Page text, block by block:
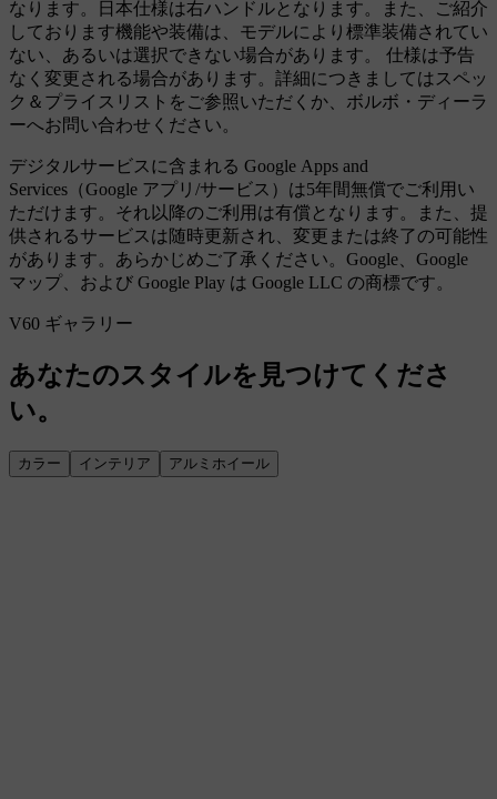
なります。日本仕様は右ハンドルとなります。また、ご紹介
しております機能や装備は、モデルにより標準装備されてい
ない、あるいは選択できない場合があります。 仕様は予告
なく変更される場合があります。詳細につきましてはスペッ
ク＆プライスリストをご参照いただくか、ボルボ・ディーラ
ーへお問い合わせください。
デジタルサービスに含まれる Google Apps and
Services（Google アプリ/サービス）は5年間無償でご利用い
ただけます。それ以降のご利用は有償となります。また、提
供されるサービスは随時更新され、変更または終了の可能性
があります。あらかじめご了承ください。Google、Google
マップ、および Google Play は Google LLC の商標です。
V60 ギャラリー
あなたのスタイルを見つけてくださ
い。
カラー インテリア アルミホイール